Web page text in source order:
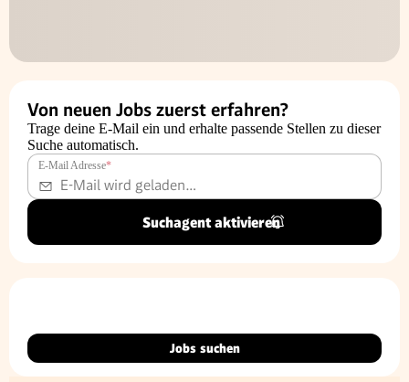
Von neuen Jobs zuerst erfahren?
Trage deine E-Mail ein und erhalte passende Stellen zu dieser
Suche automatisch.
E-Mail Adresse*
Suchagent aktivieren
Jobs suchen